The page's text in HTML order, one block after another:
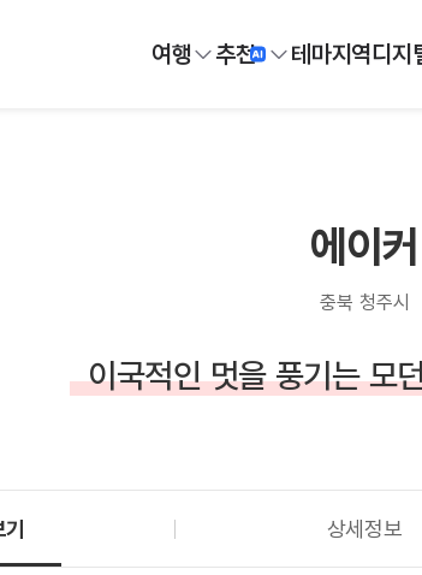
여행 추천 테마지역디지
에이커
충북 청주시
이국적인 멋을 풍기는 모
상세정보